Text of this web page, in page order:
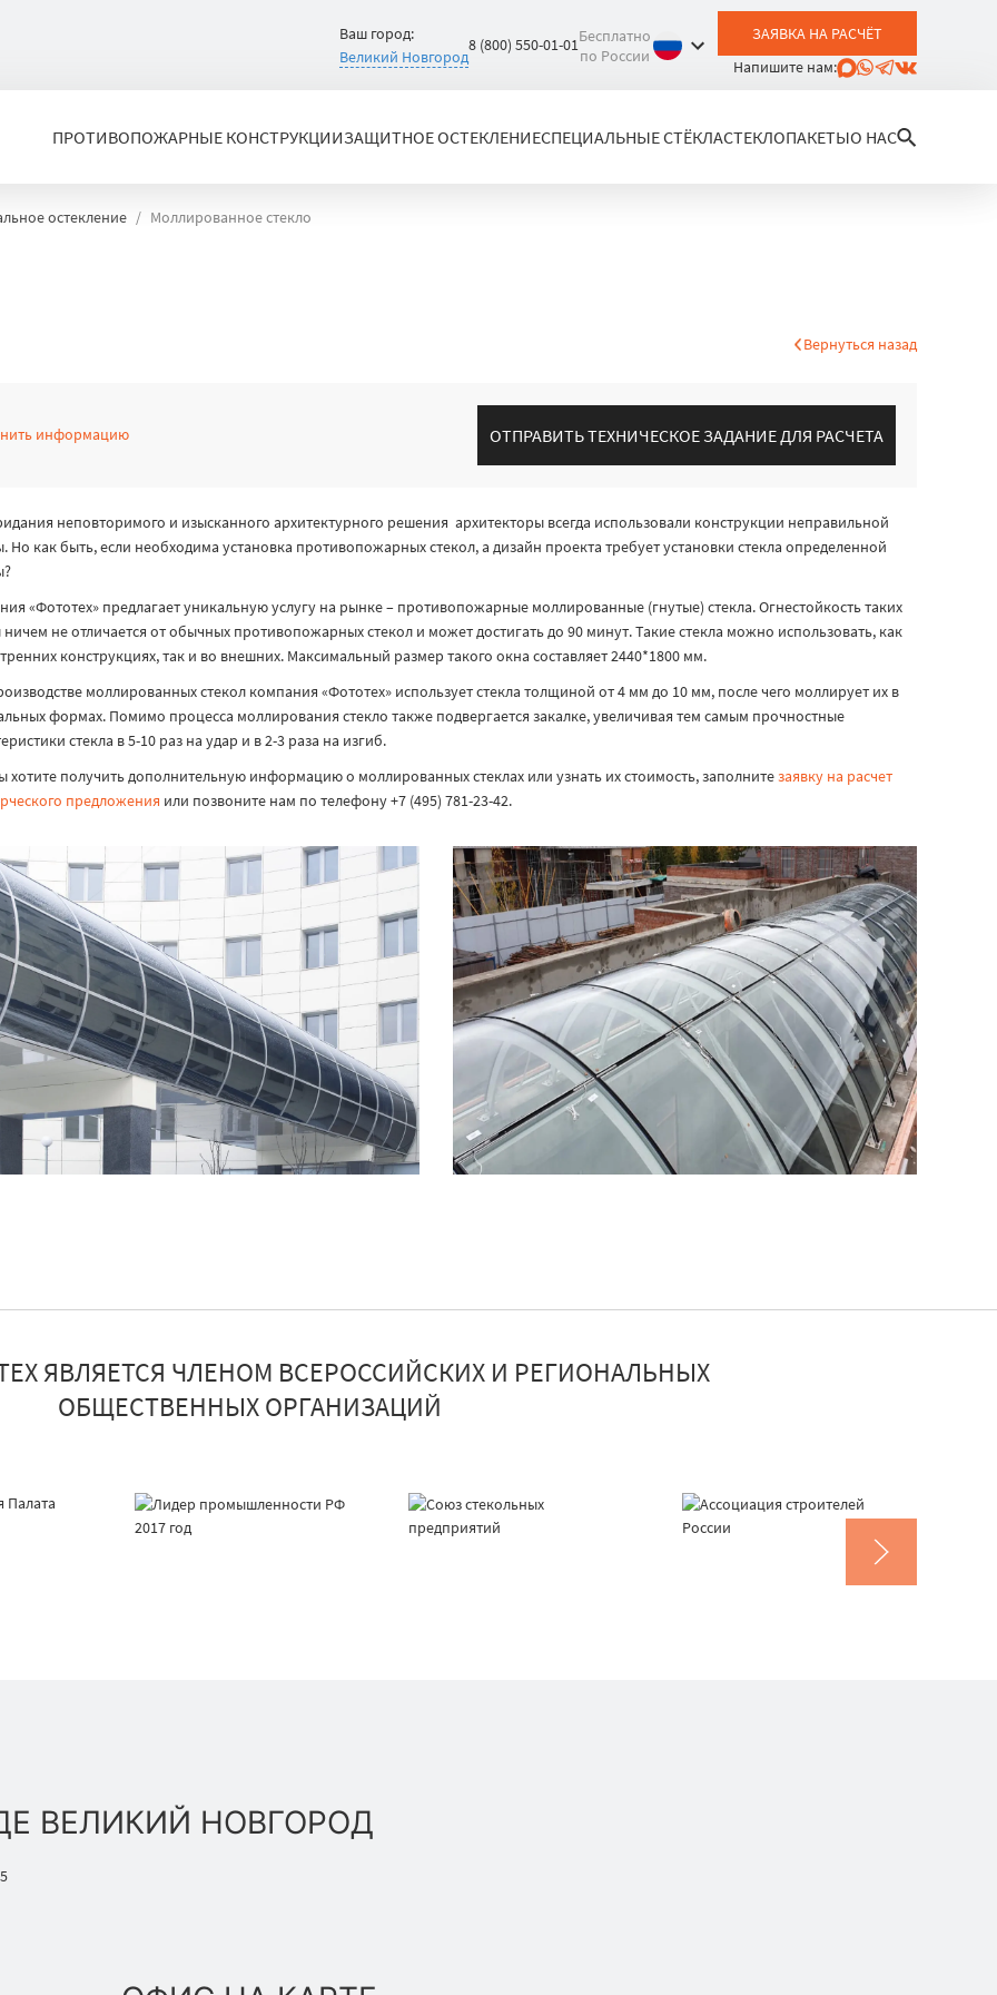
Ваш город:
Великий Новгород
8 (800) 550-01-01Бесплатно
по России
ЗАЯВКА НА РАСЧЁТ
Напишите нам:
ПРОТИВОПОЖАРНЫЕ КОНСТРУКЦИИЗАЩИТНОЕ ОСТЕКЛЕНИЕСПЕЦИАЛЬНЫЕ СТЁКЛАСТЕКЛОПАКЕТЫО НАС
остекление Моллированное стекло
Вернуться назад
информацию ОТПРАВИТЬ ТЕХНИЧЕСКОЕ ЗАДАНИЕ ДЛЯ РАСЧЕТА
неповторимого и изысканного архитектурного решения архитекторы всегда использовали конструкции неправильной
как быть, если необходима установка противопожарных стекол, а дизайн проекта требует установки стекла определенной
«Фототех» предлагает уникальную услугу на рынке – противопожарные моллированные (гнутые) стекла. Огнестойкость таких
ничем не отличается от обычных противопожарных стекол и может достигать до 90 минут. Такие стекла можно использовать, как
конструкциях, так и во внешних. Максимальный размер такого окна составляет 2440*1800 мм.
моллированных стекол компания «Фототех» использует стекла толщиной от 4 мм до 10 мм, после чего моллирует их в
формах. Помимо процесса моллирования стекло также подвергается закалке, увеличивая тем самым прочностные
стекла в 5-10 раз на удар и в 2-3 раза на изгиб.
хотите получить дополнительную информацию о моллированных стеклах или узнать их стоимость, заполнитезаявку на расчет
предложения или позвоните нам по телефону+7 (495) 781-23-42.
ЯВЛЯЕТСЯ ЧЛЕНОМ ВСЕРОССИЙСКИХ И РЕГИОНАЛЬНЫХ
ОБЩЕСТВЕННЫХ ОРГАНИЗАЦИЙ
ВЕЛИКИЙ НОВГОРОД